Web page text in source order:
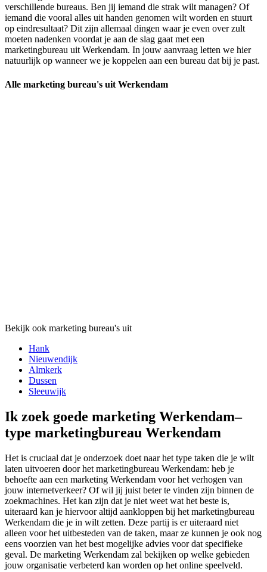
verschillende bureaus. Ben jij iemand die strak wilt managen? Of
iemand die vooral alles uit handen genomen wilt worden en stuurt
op eindresultaat? Dit zijn allemaal dingen waar je even over zult
moeten nadenken voordat je aan de slag gaat met een
marketingbureau uit Werkendam. In jouw aanvraag letten we hier
natuurlijk op wanneer we je koppelen aan een bureau dat bij je past.
Alle marketing bureau's uit Werkendam
Bekijk ook marketing bureau's uit
Hank
Nieuwendijk
Almkerk
Dussen
Sleeuwijk
Ik zoek goede marketing Werkendam–
type marketingbureau Werkendam
Het is cruciaal dat je onderzoek doet naar het type taken die je wilt
laten uitvoeren door het marketingbureau Werkendam: heb je
behoefte aan een marketing Werkendam voor het verhogen van
jouw internetverkeer? Of wil jij juist beter te vinden zijn binnen de
zoekmachines. Het kan zijn dat je niet weet wat het beste is,
uiteraard kan je hiervoor altijd aankloppen bij het marketingbureau
Werkendam die je in wilt zetten. Deze partij is er uiteraard niet
alleen voor het uitbesteden van de taken, maar ze kunnen je ook nog
eens voorzien van het best mogelijke advies voor dat specifieke
geval. De marketing Werkendam zal bekijken op welke gebieden
jouw organisatie verbeterd kan worden op het online speelveld.